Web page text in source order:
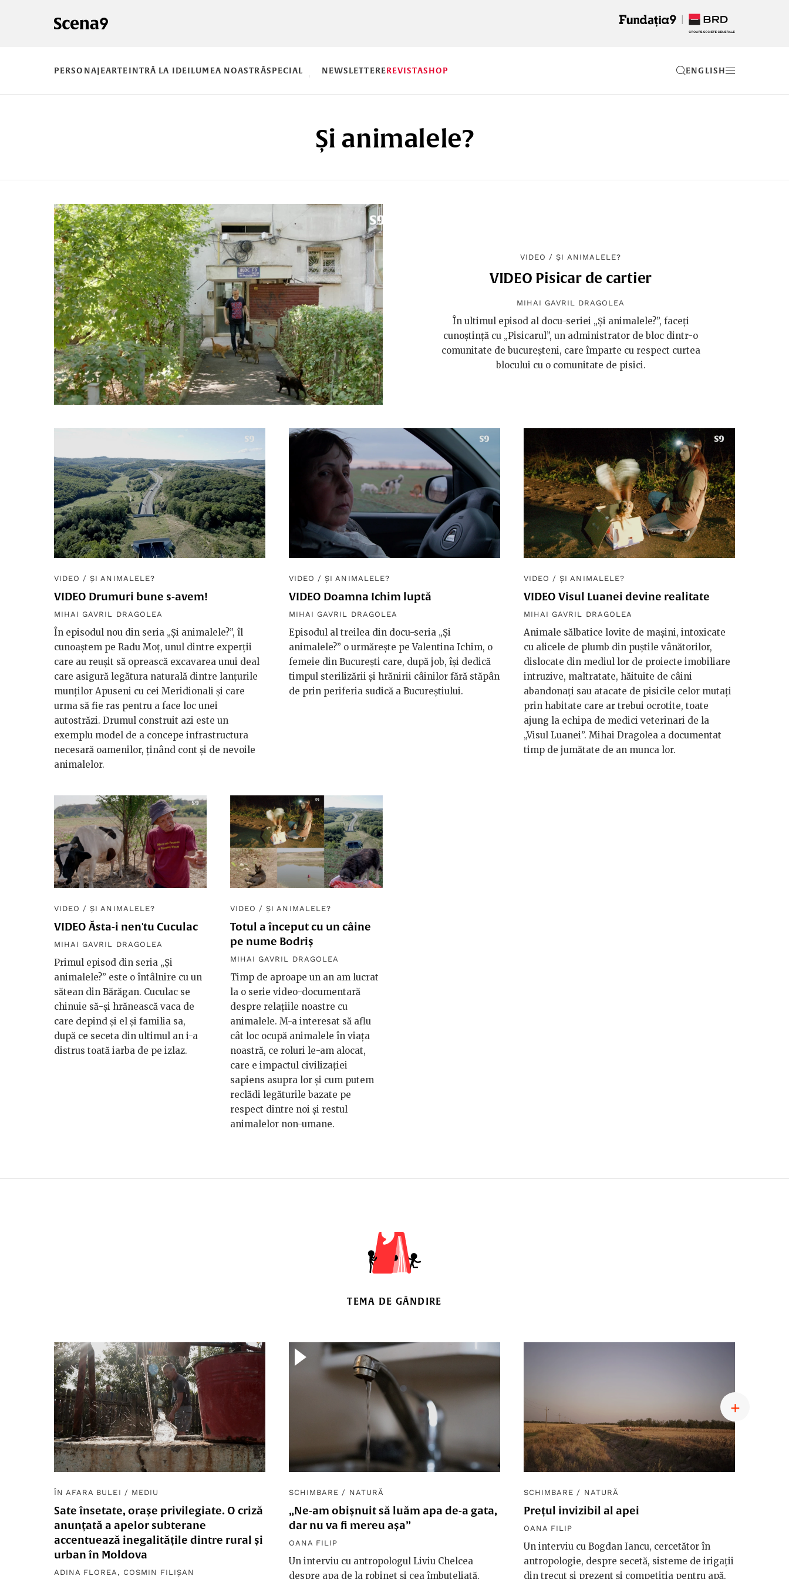
PERSONAJEARTEINTRĂ LA IDEILUMEA NOASTRĂSPECIAL NEWSLETTEREREVISTASHOP EN
Și animalele?
VIDEO /ȘI ANIMALELE?
VIDEO Pisicar de cartier
MIHAI GAVRIL DRAGOLEA
În ultimul episod al docu-seriei „Și animalele?”, faceți
cunoștință cu „Pisicarul”, un administrator de bloc dintr-o
comunitate de bucureșteni, care împarte cu respect curtea
blocului cu o comunitate de pisici.
VIDEO /ȘI ANIMALELE?
VIDEO Drumuri bune s-avem!
MIHAI GAVRIL DRAGOLEA
În episodul nou din seria „Și animalele?”, îl
cunoaștem pe Radu Moț, unul dintre experții
care au reușit să oprească excavarea unui deal
care asigură legătura naturală dintre lanțurile
munților Apuseni cu cei Meridionali și care
urma să fie ras pentru a face loc unei
autostrăzi. Drumul construit azi este un
exemplu model de a concepe infrastructura
necesară oamenilor, ținând cont și de nevoile
animalelor.
VIDEO /ȘI ANIMALELE?
VIDEO Doamna Ichim luptă
MIHAI GAVRIL DRAGOLEA
Episodul al treilea din docu-seria „Și
animalele?” o urmărește pe Valentina Ichim, o
femeie din București care, după job, își dedică
timpul sterilizării și hrănirii câinilor fără stăpân
de prin periferia sudică a Bucureștiului.
VIDEO /ȘI ANIMALELE?
VIDEO Visul Luanei devine realitate
MIHAI GAVRIL DRAGOLEA
Animale sălbatice lovite de mașini, intoxicate
cu alicele de plumb din puștile vânătorilor,
dislocate din mediul lor de proiecte imobiliare
intruzive, maltratate, hăituite de câini
abandonați sau atacate de pisicile celor mutați
prin habitate care ar trebui ocrotite, toate
ajung la echipa de medici veterinari de la
„Visul Luanei”. Mihai Dragolea a documentat
timp de jumătate de an munca lor.
VIDEO /ȘI ANIMALELE?
VIDEO Ăsta-i nen'tu Cuculac
MIHAI GAVRIL DRAGOLEA
Primul episod din seria „Și
animalele?” este o întâlnire cu un
sătean din Bărăgan. Cuculac se
chinuie să-și hrănească vaca de
care depind și el și familia sa,
după ce seceta din ultimul an i-a
distrus toată iarba de pe izlaz.
VIDEO /ȘI ANIMALELE?
Totul a început cu un câine
pe nume Bodriș
MIHAI GAVRIL DRAGOLEA
Timp de aproape un an am lucrat
la o serie video-documentară
despre relațiile noastre cu
animalele. M-a interesat să aflu
cât loc ocupă animalele în viața
noastră, ce roluri le-am alocat,
care e impactul civilizației
sapiens asupra lor și cum putem
reclădi legăturile bazate pe
respect dintre noi și restul
animalelor non-umane.
TEMA DE GÂNDIRE
ÎN AFARA BULEI / MEDIU
Sate însetate, orașe privilegiate. O criză
anunțată a apelor subterane
accentuează inegalitățile dintre rural și
urban în Moldova
ADINA FLOREA , COSMIN FILIȘAN
SCHIMBARE / NATURĂ
„Ne-am obișnuit să luăm apa de-a gata,
dar nu va fi mereu așa”
OANA FILIP
Un interviu cu antropologul Liviu Chelcea
despre apa de la robinet și cea îmbuteliată,
SCHIMBARE / NATURĂ
Prețul invizibil al apei
OANA FILIP
Un interviu cu Bogdan Iancu, cercetător în
antropologie, despre secetă, sisteme de irigații
din trecut și prezent și competiția pentru apă.